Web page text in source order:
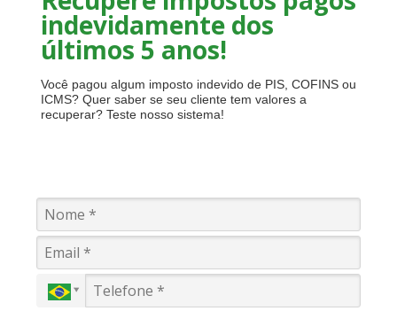
indevidamente dos
últimos 5 anos!
Você pagou algum imposto indevido de PIS, COFINS ou
ICMS? Quer saber se seu cliente tem valores a
recuperar? Teste nosso sistema!